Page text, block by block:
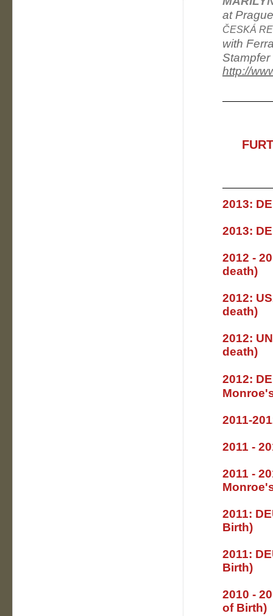
at
ČESKÁ
with
http://
2013:
2013:
2012 -
death)
2012:
2012:
death)
2012:
2011-
2011 -
2011 -
2011:
Birth)
2011:
Birth)
2010 -
of Birth)